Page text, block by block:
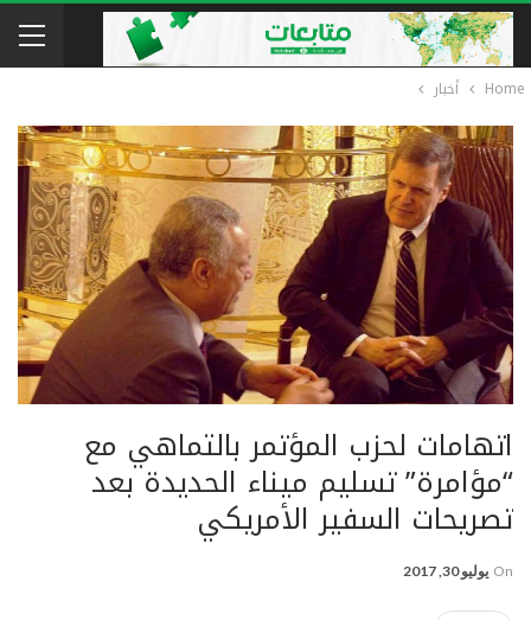
Home أخبار
اتهامات لحزب المؤتمر بالتماهي مع
“مؤامرة” تسليم ميناء الحديدة بعد
تصريحات السفير الأمريكي
On يوليو 30, 2017